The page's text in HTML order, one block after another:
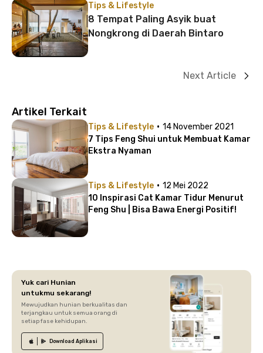
Tips & Lifestyle
8 Tempat Paling Asyik buat
Nongkrong di Daerah Bintaro
Next Article
Artikel Terkait
Tips & Lifestyle · 14 November 2021
7 Tips Feng Shui untuk Membuat Kamar
Ekstra Nyaman
Tips & Lifestyle · 12 Mei 2022
10 Inspirasi Cat Kamar Tidur Menurut
Feng Shu | Bisa Bawa Energi Positif!
Yuk cari Hunian
untukmu sekarang!
Mewujudkan hunian berkualitas dan
terjangkau untuk semua orang di
setiap fase kehidupan.
Download Aplikasi